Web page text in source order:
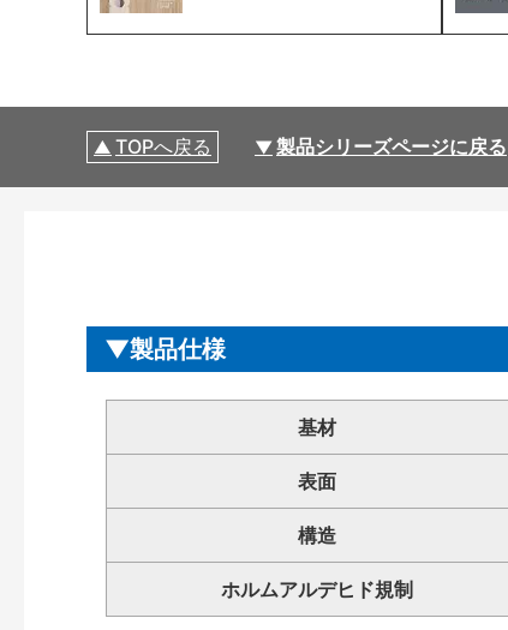
TOPへ戻る 製品シリーズページに戻る
製品仕様
基材
表面
構造
ホルムアルデヒド規制